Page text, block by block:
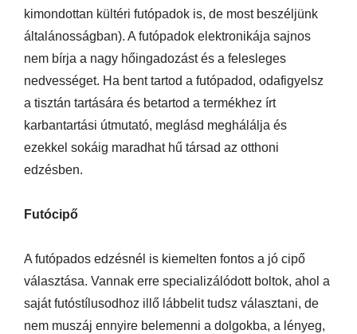
kimondottan kültéri futópadok is, de most beszéljünk
általánosságban). A futópadok elektronikája sajnos
nem bírja a nagy hőingadozást és a felesleges
nedvességet. Ha bent tartod a futópadod, odafigyelsz
a tisztán tartására és betartod a termékhez írt
karbantartási útmutató, meglásd meghálálja és
ezekkel sokáig maradhat hű társad az otthoni
edzésben.
Futócipő
A futópados edzésnél is kiemelten fontos a jó cipő
választása. Vannak erre specializálódott boltok, ahol a
saját futóstílusodhoz illő lábbelit tudsz választani, de
nem muszáj ennyire belemenni a dolgokba, a lényeg,